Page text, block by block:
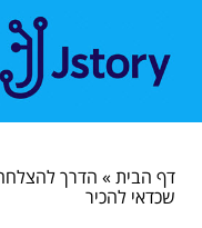
דף הבית»
שכדאי להכיר